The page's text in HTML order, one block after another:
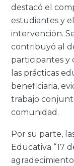
destacó el
estudiantes y
intervención.
contribuyó al
participantes y
las prácticas
beneficiaria,
trabajo
comunidad.
Por su parte,
Educativa “17